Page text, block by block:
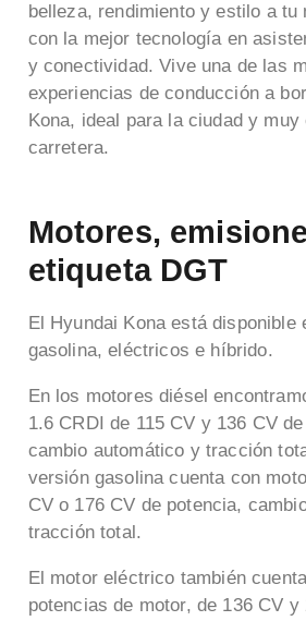
belleza, rendimiento y estilo a tu
con la mejor tecnología en
y conectividad.Vive una de las
experiencias de conducción a
Kona, ideal para la ciudad y
carretera.
Motores,
etiqueta DGT
El Hyundai Kona está disponible
gasolina, eléctricos e híbrido.
En los motores diésel
1.6 CRDI de 115 CV y 136 CV
cambio automático y tracción
versión gasolina cuenta con
CV o 176 CV de potencia,
tracción total.
El motor eléctrico también
potencias de motor, de 136 CV y